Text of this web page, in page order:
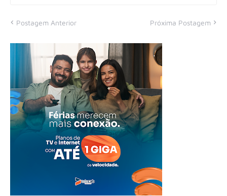
Postagem Anterior Próxima Postagem